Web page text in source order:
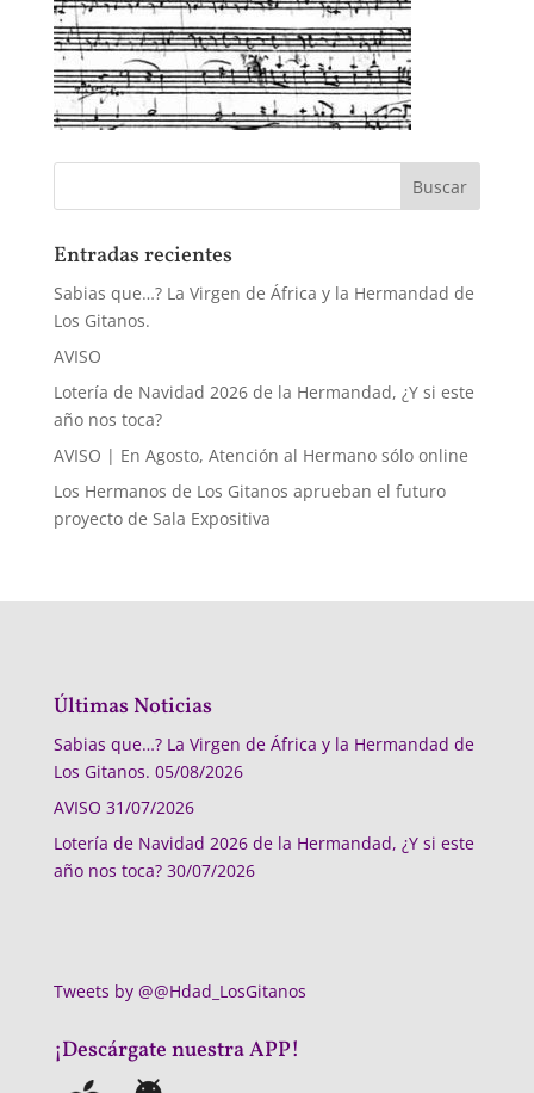
Entradas recientes
Sabias que…? La Virgen de África y la Hermandad de
Los Gitanos.
AVISO
Lotería de Navidad 2026 de la Hermandad, ¿Y si este
año nos toca?
AVISO | En Agosto, Atención al Hermano sólo online
Los Hermanos de Los Gitanos aprueban el futuro
proyecto de Sala Expositiva
Últimas Noticias
Sabias que…? La Virgen de África y la Hermandad de
Los Gitanos. 05/08/2026
AVISO 31/07/2026
Lotería de Navidad 2026 de la Hermandad, ¿Y si este
año nos toca? 30/07/2026
Tweets by @@Hdad_LosGitanos
¡Descárgate nuestra APP!